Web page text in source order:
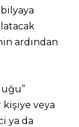
ardından
veya
ya da